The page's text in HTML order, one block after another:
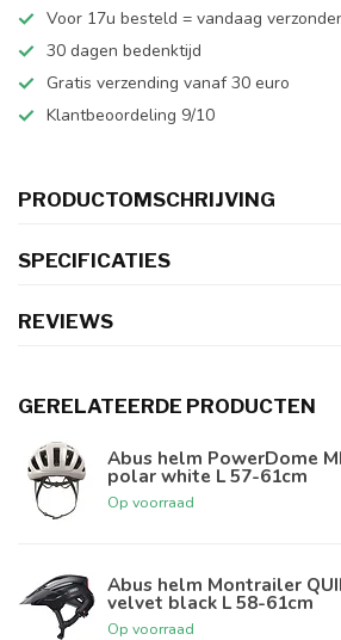
Voor 17u besteld = vandaag
30 dagen bedenktijd
Gratis verzending vanaf 30 euro
Klantbeoordeling 9/10
PRODUCTOMSCHRIJVING
SPECIFICATIES
REVIEWS
GERELATEERDE PRODUCTEN
Abus helm PowerDome
polar white L 57-61cm
Op voorraad
Abus helm Montrailer
velvet black L 58-61cm
Op voorraad